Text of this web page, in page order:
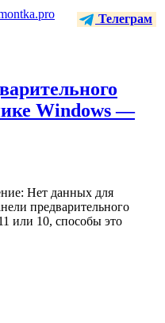
Телеграм
Windows —
Нет данных для
предварительного
или 10, способы это